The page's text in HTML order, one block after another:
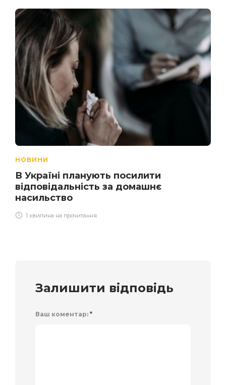
НОВИНИ
В Україні планують посилити
відповідальність за домашнє
насильство
1 хвилина на прочитання
Залишити відповідь
Ваш коментар: *